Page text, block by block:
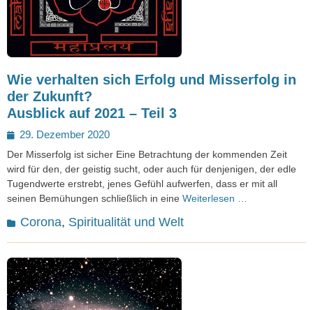
Wie verhalten sich Erfolg und Misserfolg in
der Zukunft?
Ausblick auf 2021 – Teil 3
Posted
on
29. Dezember 2020
Der Misserfolg ist sicher Eine Betrachtung der kommenden Zeit
wird für den, der geistig sucht, oder auch für denjenigen, der edle
Tugendwerte erstrebt, jenes Gefühl aufwerfen, dass er mit all
seinen Bemühungen schließlich in eine Weiterlesen …
Kategorien
Corona, Spiritualität und Welt